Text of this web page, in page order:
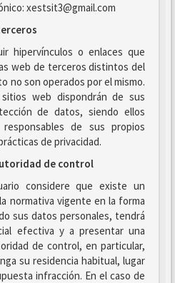
xestsit3@gmail.com
hipervínculos o enlaces que
web de terceros distintos del
no son operados por el mismo.
web dispondrán de sus
de datos, siendo ellos
de sus propios
de privacidad.
de control
considere que existe un
normativa vigente en la forma
sus datos personales, tendrá
efectiva y a presentar una
de control, en particular,
su residencia habitual, lugar
infracción. En el caso de